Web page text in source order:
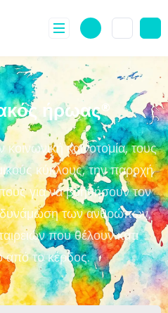
ήρωας®
καινοτομία, τους
κύκλους, την παροχή
για να βοηθήσουν τον
των ανθρώπων,
που θέλουν κάτι
από το κέρδος.